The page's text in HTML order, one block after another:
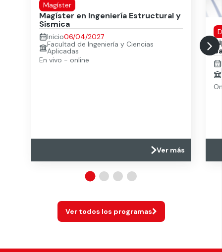
Magíster
Magíster en Ingeniería Estructural y
Sísmica
Inicio06/04/2027
Facultad de Ingeniería y Ciencias
Aplicadas
En vivo - online
Ver más
Ver todos los programas